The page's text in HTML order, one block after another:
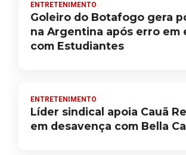
ENTRETENIMENTO
Goleiro do Botafogo gera
na Argentina após erro em
com Estudiantes
ENTRETENIMENTO
Líder sindical apoia Cauã
em desavença com Bella